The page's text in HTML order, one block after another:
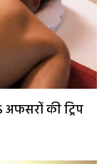
की ट्रिप